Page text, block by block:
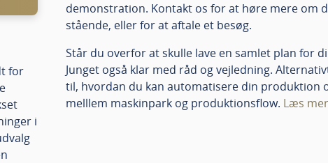
for
i
demonstration. Kontakt os for at høre mere om
stående, eller for at aftale et besøg.
Står du overfor at skulle lave en samlet plan for
Junget også klar med råd og vejledning.
til, hvordan du kan automatisere din produktion
melllem maskinpark og produktionsflow. Læs